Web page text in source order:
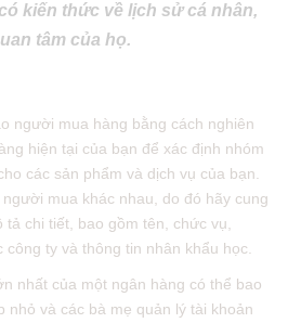
kiến ​​thức về lịch sử cá nhân,
tâm của họ.
người mua hàng bằng cách nghiên
hiện tại của bạn để xác định nhóm
các sản phẩm và dịch vụ của bạn.
mua khác nhau, do đó hãy cung
chi tiết, bao gồm tên, chức vụ,
ty và thông tin nhân khẩu học.
nhất của một ngân hàng có thể bao
nhỏ và các bà mẹ quản lý tài khoản